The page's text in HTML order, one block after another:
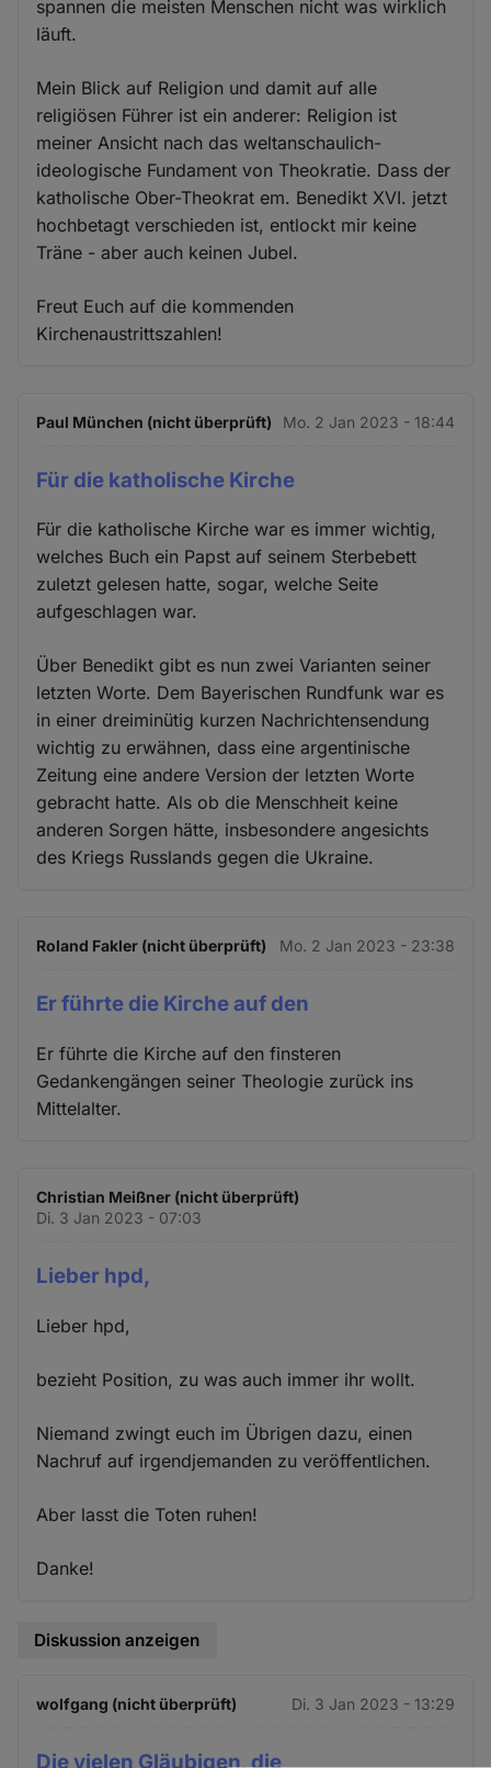
spannen die meisten Menschen nicht was wirklich
läuft.
Mein Blick auf Religion und damit auf alle
religiösen Führer ist ein anderer: Religion ist
meiner Ansicht nach das weltanschaulich-
ideologische Fundament von Theokratie. Dass der
katholische Ober-Theokrat em. Benedikt XVI. jetzt
hochbetagt verschieden ist, entlockt mir keine
Träne - aber auch keinen Jubel.
Freut Euch auf die kommenden
Kirchenaustrittszahlen!
Paul München (nicht überprüft) Mo. 2 Jan 2023 - 18:44
Für die katholische Kirche
Für die katholische Kirche war es immer wichtig,
welches Buch ein Papst auf seinem Sterbebett
zuletzt gelesen hatte, sogar, welche Seite
aufgeschlagen war.
Über Benedikt gibt es nun zwei Varianten seiner
letzten Worte. Dem Bayerischen Rundfunk war es
in einer dreiminütig kurzen Nachrichtensendung
wichtig zu erwähnen, dass eine argentinische
Zeitung eine andere Version der letzten Worte
gebracht hatte. Als ob die Menschheit keine
anderen Sorgen hätte, insbesondere angesichts
des Kriegs Russlands gegen die Ukraine.
Roland Fakler (nicht überprüft) Mo. 2 Jan 2023 - 23:38
Er führte die Kirche auf den
Er führte die Kirche auf den finsteren
Gedankengängen seiner Theologie zurück ins
Mittelalter.
Christian Meißner (nicht überprüft)
Di. 3 Jan 2023 - 07:03
Lieber hpd,
Lieber hpd,
bezieht Position, zu was auch immer ihr wollt.
Niemand zwingt euch im Übrigen dazu, einen
Nachruf auf irgendjemanden zu veröffentlichen.
Aber lasst die Toten ruhen!
Danke!
Diskussion anzeigen
wolfgang (nicht überprüft) Di. 3 Jan 2023 - 13:29
Die vielen Gläubigen, die